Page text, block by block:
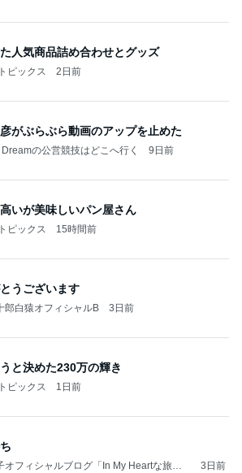
人気商品詰め合わせとグッズ
ピックス 2日前
がぶらぶら動画のアップを止めた
Dreamの公営競技はどこへ行く 9日前
いが美味しいパン屋さん
ピックス 15時間前
うございます
郎白猿オフィシャルB 3日前
と決めた230万の輝き
ピックス 1日前
オフィシャルブログ「In My Heartな旅日
3日前